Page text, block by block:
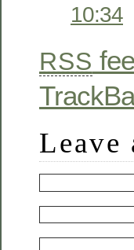
10:34
RSS
Leave